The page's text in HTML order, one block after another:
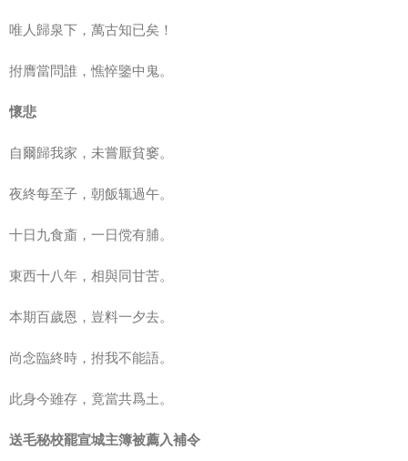
唯人歸泉下，萬古知已矣！
拊膺當問誰，憔悴鑒中鬼。
懷悲
自爾歸我家，未嘗厭貧窭。
夜終每至子，朝飯辄過午。
十日九食齑，一日傥有脯。
東西十八年，相與同甘苦。
本期百歲恩，豈料一夕去。
尚念臨終時，拊我不能語。
此身今雖存，竟當共爲土。
送毛秘校罷宣城主簿被薦入補令